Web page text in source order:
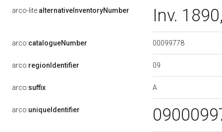
arco-lite:alternativeInventoryNumber Inv.
arco:catalogueNumber 00099778
arco:regionIdentifier 09
arco:suffix A
arco:uniqueIdentifier